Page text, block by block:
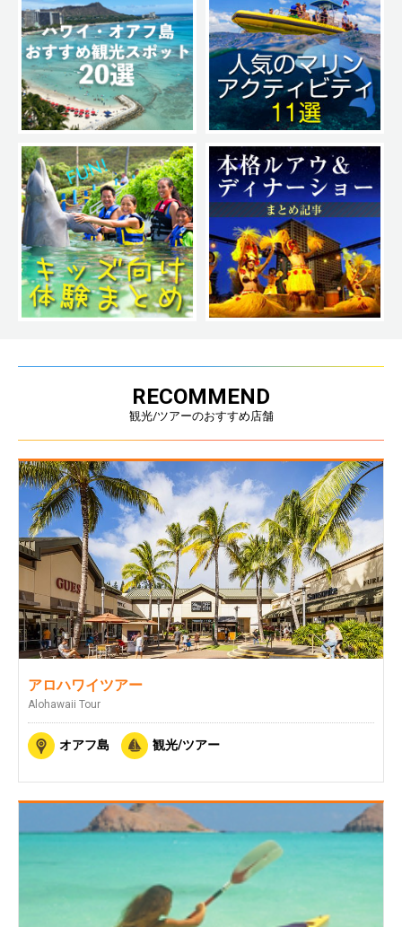
RECOMMEND
観光/ツアーのおすすめ店舗
アロハワイツアー
Alohawaii Tour
オアフ島 観光/ツアー